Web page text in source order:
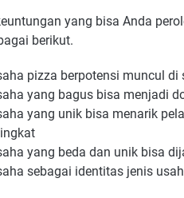
yang bisa Anda
berikut.
pizza berpotensi muncul di
yang bagus bisa menjadi
yang unik bisa menarik
yang beda dan unik bisa
sebagai identitas jenis